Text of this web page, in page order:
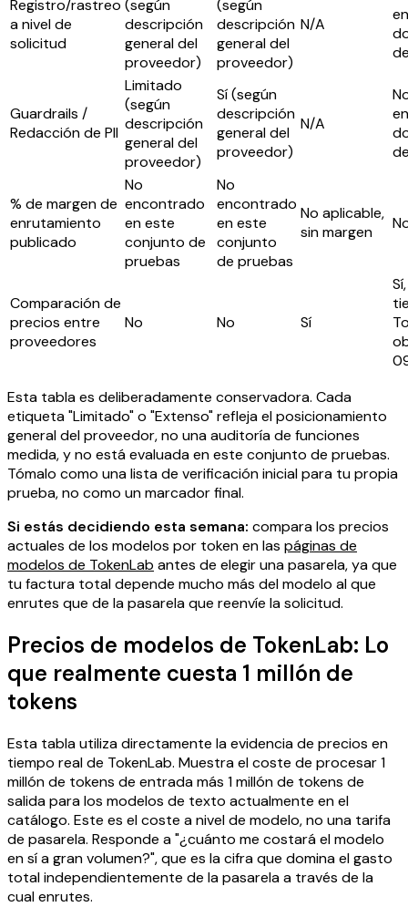
Registro/rastreo
a nivel de
solicitud
(según
descripción
general del
proveedor)
(según
descripción
general del
proveedor)
N/A
en
Guardrails /
Redacción de PII
Limitado
(según
descripción
general del
proveedor)
Sí (según
descripción
general del
proveedor)
N/A
en
% de margen de
enrutamiento
publicado
No
encontrado
en este
conjunto de
pruebas
No
encontrado
en este
conjunto
de pruebas
No aplicable,
sin margen
Comparación de
precios entre
proveedores
No No Sí
Esta tabla es deliberadamente conservadora. Cada
etiqueta "Limitado" o "Extenso" refleja el posicionamiento
general del proveedor, no una auditoría de funciones
medida, y no está evaluada en este conjunto de pruebas.
Tómalo como una lista de verificación inicial para tu propia
prueba, no como un marcador final.
Si estás decidiendo esta semana: compara los precios
actuales de los modelos por token en las páginas de
modelos de TokenLab antes de elegir una pasarela, ya que
tu factura total depende mucho más del modelo al que
enrutes que de la pasarela que reenvíe la solicitud.
Precios de modelos de TokenLab: Lo
que realmente cuesta 1 millón de
tokens
Esta tabla utiliza directamente la evidencia de precios en
tiempo real de TokenLab. Muestra el coste de procesar 1
millón de tokens de entrada más 1 millón de tokens de
salida para los modelos de texto actualmente en el
catálogo. Este es el coste a nivel de modelo, no una tarifa
de pasarela. Responde a "¿cuánto me costará el modelo
en sí a gran volumen?", que es la cifra que domina el gasto
total independientemente de la pasarela a través de la
cual enrutes.